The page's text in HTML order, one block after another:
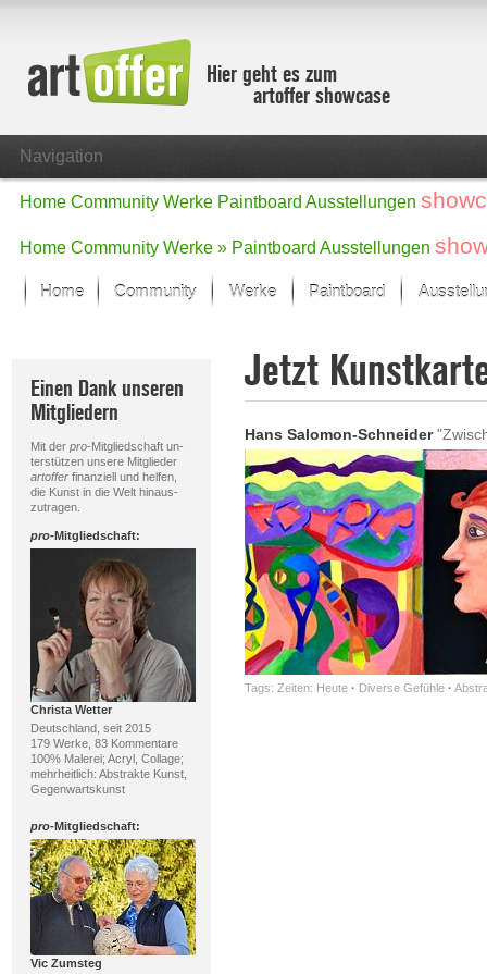
Hier geht es zum
artoffer showcase
Navigation
Home Community Werke Paintboard Ausstellungen
Home Community Werke » Paintboard Ausstellungen
Home Community Werke
Der letzte Monat im Fokus
Alle Fokus-Werke
Fokus-Werke
Neue Werke – Auswahl
Alle neuen Werke
Paintboard
Einen Dank unseren
Mitgliedern
Mit der pro-Mitgliedschaft un-
terstützen unsere Mitglieder
artofferfinanziell und helfen,
die Kunst in die Welt hinaus-
zutragen.
pro-Mitgliedschaft:
Christa Wetter
Deutschland, seit 2015
179 Werke, 83 Kommentare
100% Malerei; Acryl, Collage;
mehrheitlich: Abstrakte Kunst,
Gegenwartskunst
pro-Mitgliedschaft:
Vic Zumsteg
Jetzt
Hans Salomon-Schneider
Tags: Zeiten: Heute · Diverse Gefühle ·